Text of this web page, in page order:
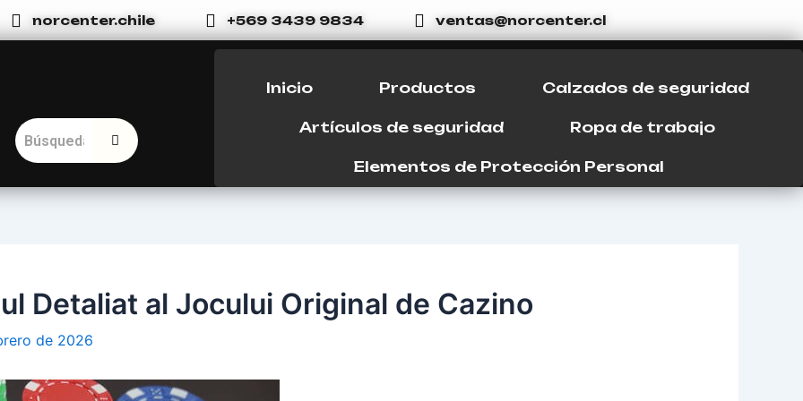
norcenter.chile +569 3439 9834 ventas@norcenter.cl
Inicio Productos Calzados de seguridad
Artículos de seguridad Ropa de trabajo
Elementos de Protección Personal
Detaliat al Jocului Original de Cazino
de 2026